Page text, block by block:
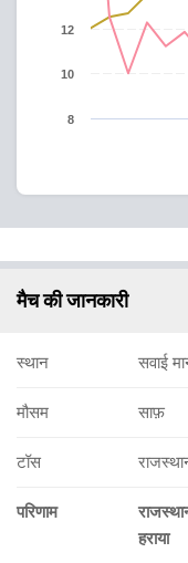
8
10
12
मैच की जानकारी
स्थान सवाई
मौसम साफ़
टॉस
परिणाम
हराया